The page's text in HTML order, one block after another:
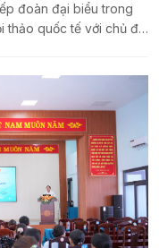
đoàn đại biểu trong
thảo quốc tế với chủ đề